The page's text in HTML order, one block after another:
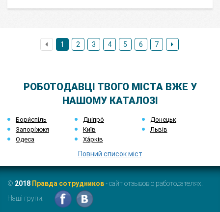
1 2 3 4 5 6 7
РОБОТОДАВЦІ ТВОГО МІСТА ВЖЕ У
НАШОМУ КАТАЛОЗІ
Бори́спіль Дніпро́
Донецьк
Запорі́жжя
Київ
Львів
Одеса
Ха́рків
Повний список міст
© 2018 Правда сотрудников- сайт отзывов о работодателях.
Наші групи: